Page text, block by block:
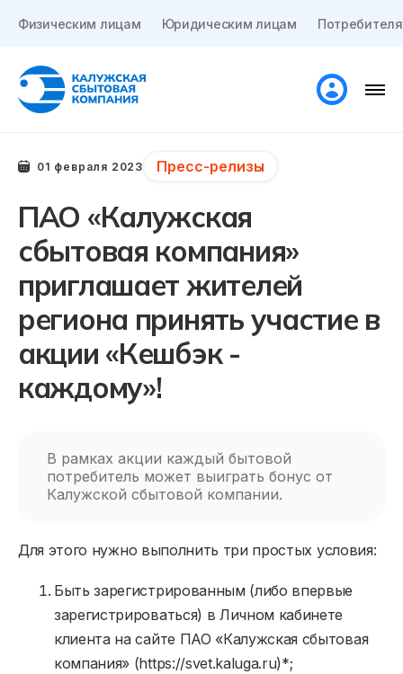
Физическим лицам Юридическим лицам
01 февраля 2023 Пресс-релизы
ПАО «Калужская
сбытовая компания»
приглашает жителей
региона принять участие в
акции «Кешбэк -
каждому»!
В рамках акции каждый бытовой
потребитель может выиграть бонус от
Калужской сбытовой компании.
Для этого нужно выполнить три простых условия:
Быть зарегистрированным (либо впервые
зарегистрироваться) в Личном кабинете
клиента на сайте ПАО «Калужская сбытовая
компания» (https://svet.kaluga.ru)*;